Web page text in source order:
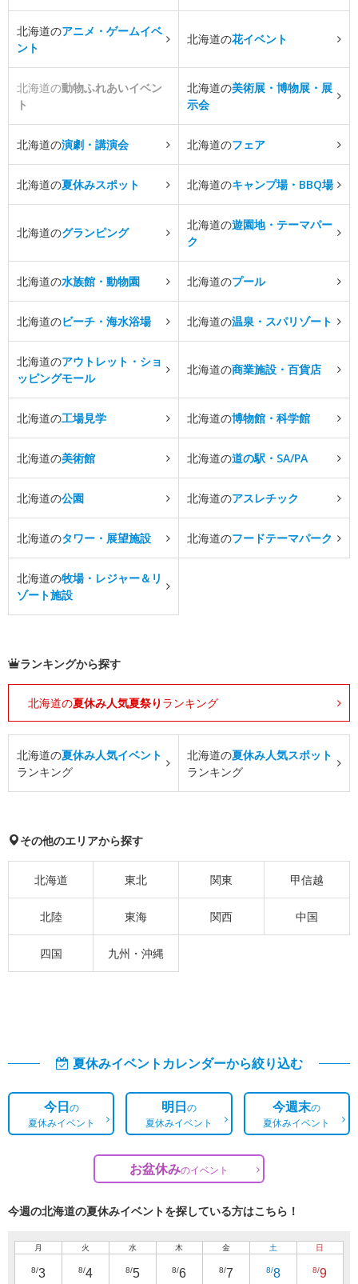
北海道のアニメ・ゲームイベ
ント
北海道の花イベント
北海道の動物ふれあいイベン
ト
北海道の美術展・博物展・展
示会
北海道の演劇・講演会 北海道のフェア
北海道の夏休みスポット 北海道のキャンプ場・BBQ場
北海道のグランピング
北海道の遊園地・テーマパー
ク
北海道の水族館・動物園 北海道のプール
北海道のビーチ・海水浴場 北海道の温泉・スパリゾート
北海道のアウトレット・ショ
ッピングモール
北海道の商業施設・百貨店
北海道の工場見学 北海道の博物館・科学館
北海道の美術館 北海道の道の駅・SA/PA
北海道の公園 北海道のアスレチック
北海道のタワー・展望施設 北海道のフードテーマパーク
北海道の牧場・レジャー＆リ
ゾート施設
ランキングから探す
北海道の夏休み人気夏祭り ランキング
北海道の夏休み人気イベント
ランキング
北海道の夏休み人気スポット
ランキング
その他のエリアから探す
北海道 東北 関東 甲信越
北陸 東海 関西 中国
四国 九州・沖縄
夏休みイベントカレンダーから絞り込む
今日の
夏休みイベント
明日の
夏休みイベント
今週末の
夏休みイベント
お盆休みのイベント
今週の北海道の夏休みイベントを探している方はこちら！
月
8/3
火
8/4
水
8/5
木
8/6
金
8/7
土
8/8
日
8/9